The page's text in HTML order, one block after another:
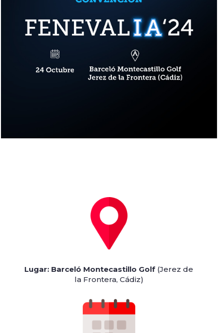
Lugar: Barceló Montecastillo Golf (Jerez de
la Frontera, Cádiz)